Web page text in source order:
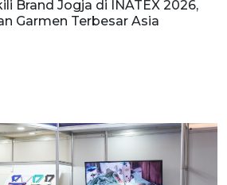
Brand Jogja di INATEX 2026,
Garmen Terbesar Asia